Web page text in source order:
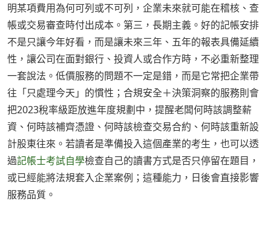
明某項費用為何可列或不可列，企業未來就可能在稽核、查
帳或交易審查時付出成本。第三，長期主義。好的記帳安排
不是只讓今年好看，而是讓未來三年、五年的報表具備延續
性，讓公司在面對銀行、投資人或合作方時，不必重新整理
一套說法。低價服務的問題不一定是錯，而是它常把企業帶
往「只處理今天」的慣性；合規安全＋決策洞察的服務則會
把2023稅率級距放進年度規劃中，提醒老闆何時該調整薪
資、何時該補齊憑證、何時該檢查交易合約、何時該重新設
計股東往來。若讀者是準備投入這個產業的考生，也可以透
過記帳士考試自學檢查自己的讀書方式是否只停留在題目，
或已經能將法規套入企業案例；這種能力，日後會直接影響
服務品質。